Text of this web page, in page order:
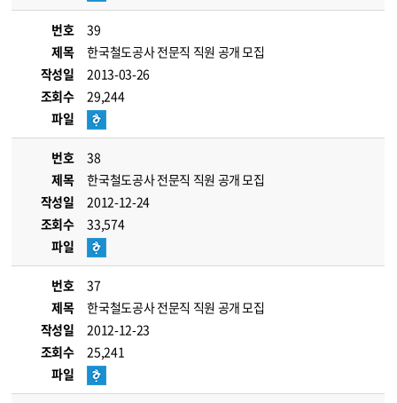
번호
39
제목
한국철도공사 전문직 직원 공개 모집
작성일
2013-03-26
조회수
29,244
파일
번호
38
제목
한국철도공사 전문직 직원 공개 모집
작성일
2012-12-24
조회수
33,574
파일
번호
37
제목
한국철도공사 전문직 직원 공개 모집
작성일
2012-12-23
조회수
25,241
파일